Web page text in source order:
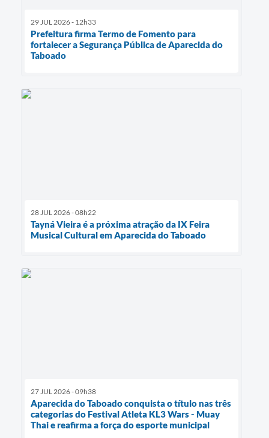
29 JUL 2026 - 12h33
Prefeitura firma Termo de Fomento para
fortalecer a Segurança Pública de Aparecida do
Taboado
28 JUL 2026 - 08h22
Tayná Vieira é a próxima atração da IX Feira
Musical Cultural em Aparecida do Taboado
27 JUL 2026 - 09h38
Aparecida do Taboado conquista o título nas três
categorias do Festival Atleta KL3 Wars - Muay
Thai e reafirma a força do esporte municipal